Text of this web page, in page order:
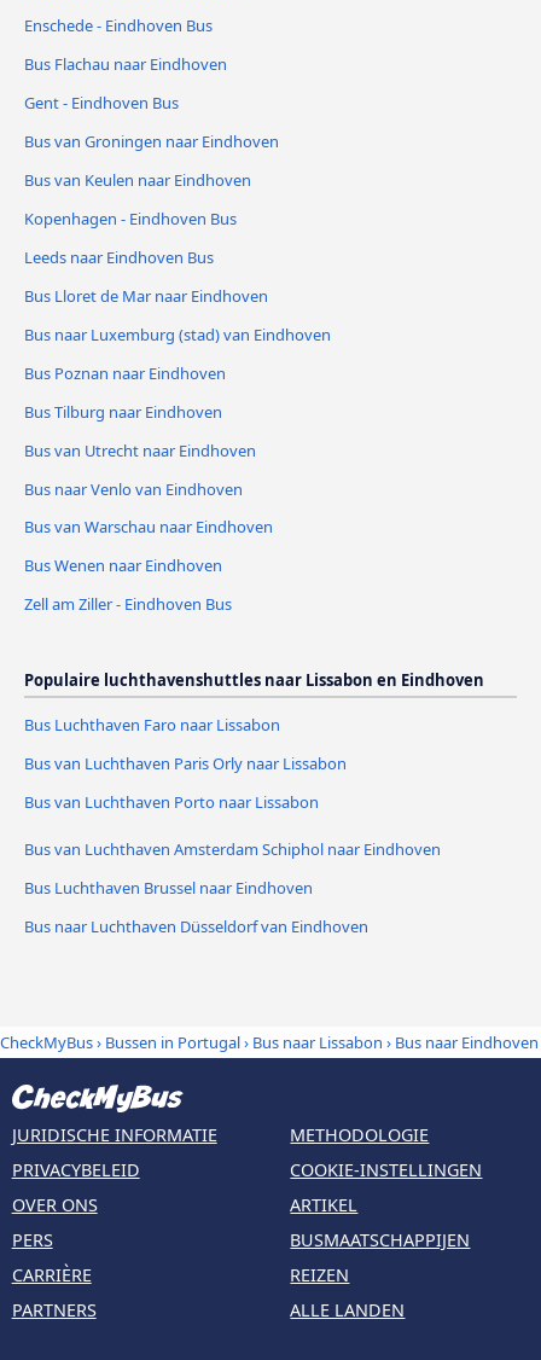
Enschede - Eindhoven Bus
Bus Flachau naar Eindhoven
Gent - Eindhoven Bus
Bus van Groningen naar Eindhoven
Bus van Keulen naar Eindhoven
Kopenhagen - Eindhoven Bus
Leeds naar Eindhoven Bus
Bus Lloret de Mar naar Eindhoven
Bus naar Luxemburg (stad) van Eindhoven
Bus Poznan naar Eindhoven
Bus Tilburg naar Eindhoven
Bus van Utrecht naar Eindhoven
Bus naar Venlo van Eindhoven
Bus van Warschau naar Eindhoven
Bus Wenen naar Eindhoven
Zell am Ziller - Eindhoven Bus
Populaire luchthavenshuttles naar Lissabon en Eindhoven
Bus Luchthaven Faro naar Lissabon
Bus van Luchthaven Paris Orly naar Lissabon
Bus van Luchthaven Porto naar Lissabon
Bus van Luchthaven Amsterdam Schiphol naar Eindhoven
Bus Luchthaven Brussel naar Eindhoven
Bus naar Luchthaven Düsseldorf van Eindhoven
CheckMyBus› Bussen in Portugal› Bus naar Lissabon › Bus naar Eindhoven
JURIDISCHE INFORMATIE
PRIVACYBELEID
OVER ONS
PERS
CARRIÈRE
PARTNERS
METHODOLOGIE
COOKIE-INSTELLINGEN
ARTIKEL
BUSMAATSCHAPPIJEN
REIZEN
ALLE LANDEN